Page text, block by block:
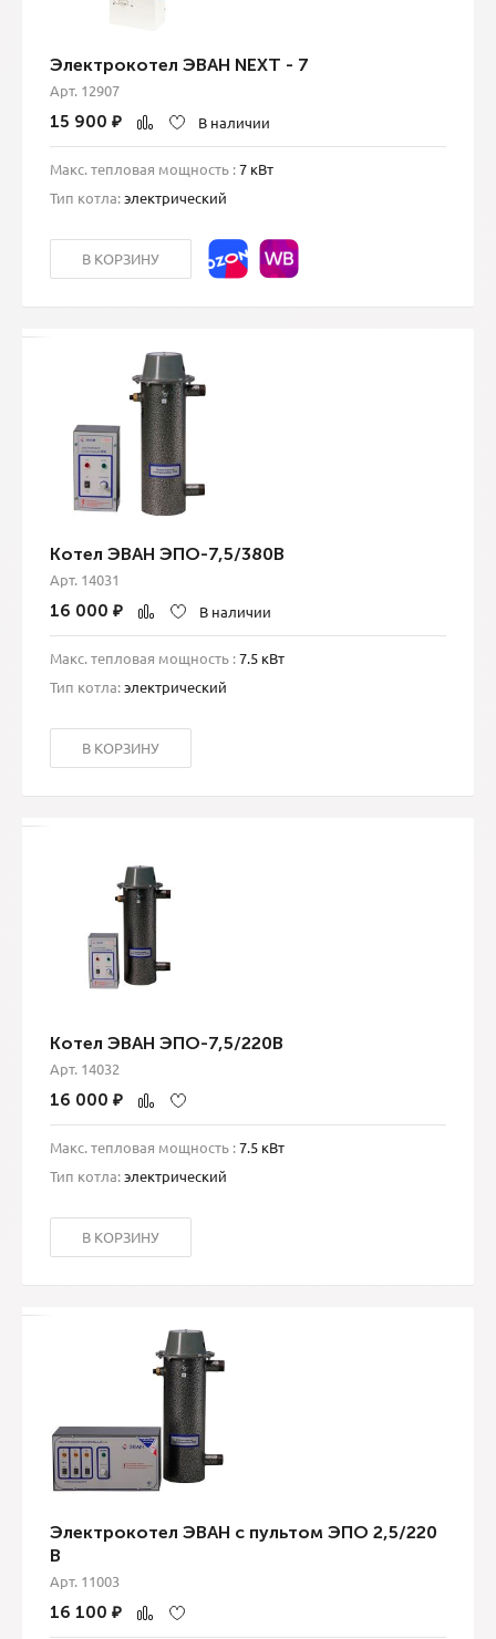
Электрокотел ЭВАН NEXT - 7
Арт. 12907
15 900 ₽ В наличии
Макс. тепловая мощность :7 кВт
Тип котла:электрический
В КОРЗИНУ
Котел ЭВАН ЭПО-7,5/380В
Арт. 14031
16 000 ₽ В наличии
Макс. тепловая мощность :7.5 кВт
Тип котла:электрический
В КОРЗИНУ
Котел ЭВАН ЭПО-7,5/220В
Арт. 14032
16 000 ₽
Макс. тепловая мощность :7.5 кВт
Тип котла:электрический
В КОРЗИНУ
Электрокотел ЭВАН с пультом ЭПО 2,5/220
В
Арт. 11003
16 100 ₽